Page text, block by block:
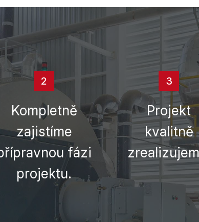
2
Kompletně
zajistíme
fázi
projektu.
3
Projekt
kvalitně